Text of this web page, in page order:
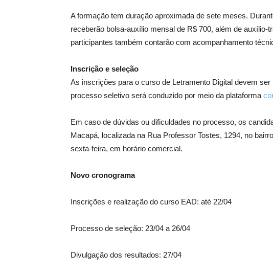
A formação tem duração aproximada de sete meses.
receberão bolsa-auxílio mensal de R$ 700, além de auxílio-
participantes também contarão com acompanhamento
Inscrição e seleção
As inscrições para o curso de Letramento Digital devem
processo seletivo será conduzido por meio da plataforma
Em caso de dúvidas ou dificuldades no processo, os
Macapá, localizada na Rua Professor Tostes, 1294, no
sexta-feira, em horário comercial.
Novo cronograma
Inscrições e realização do curso EAD: até 22/04
Processo de seleção: 23/04 a 26/04
Divulgação dos resultados: 27/04